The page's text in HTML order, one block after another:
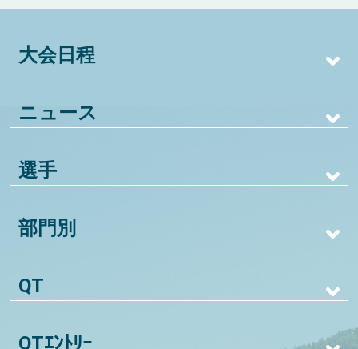
大会日程
ニュース
選手
部門別
QT
QTｴﾝﾄﾘｰ